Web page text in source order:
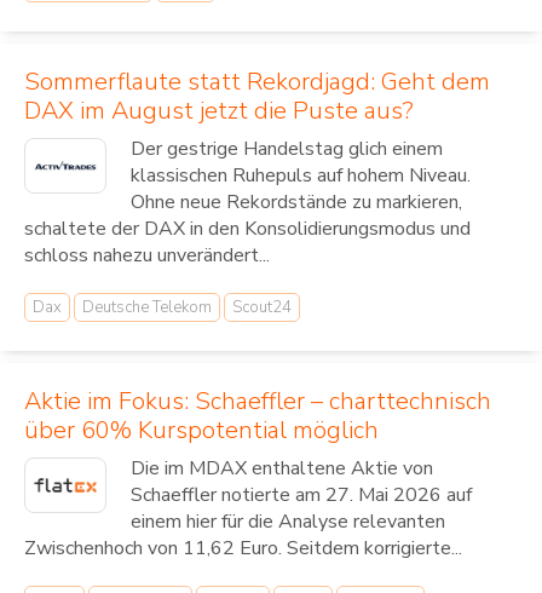
Sommerflaute statt Rekordjagd: Geht dem
DAX im August jetzt die Puste aus?
Der gestrige Handelstag glich einem
klassischen Ruhepuls auf hohem Niveau.
Ohne neue Rekordstände zu markieren,
schaltete der DAX in den Konsolidierungsmodus und
schloss nahezu unverändert...
Dax Deutsche Telekom Scout24
Aktie im Fokus: Schaeffler – charttechnisch
über 60% Kurspotential möglich
Die im MDAX enthaltene Aktie von
Schaeffler notierte am 27. Mai 2026 auf
einem hier für die Analyse relevanten
Zwischenhoch von 11,62 Euro. Seitdem korrigierte...